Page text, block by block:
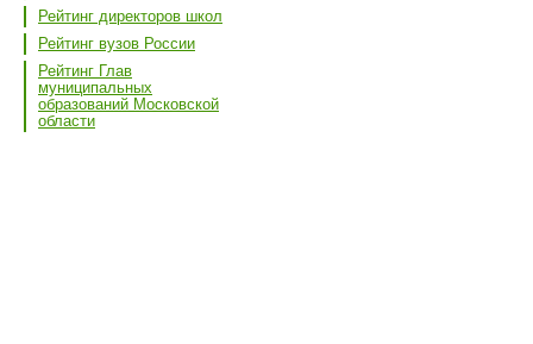
Рейтинг директоров школ
Рейтинг вузов России
Рейтинг Глав
муниципальных
образований Московской
области